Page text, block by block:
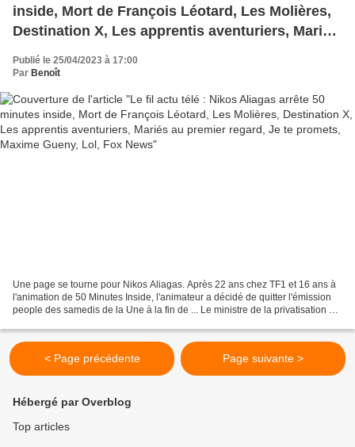
inside, Mort de François Léotard, Les Molières,
Destination X, Les apprentis aventuriers, Mariés
Gueny, Lol, Fox News
Publié le 25/04/2023 à 17:00
Par Benoît
Une page se tourne pour Nikos Aliagas. Après 22 ans chez TF1 et 16 ans à
l'animation de 50 Minutes Inside, l'animateur a décidé de quitter l'émission
people des samedis de la Une à la fin de ... Le ministre de la privatisation de
< Page précédente Page suivante >
Hébergé par Overblog
Top articles